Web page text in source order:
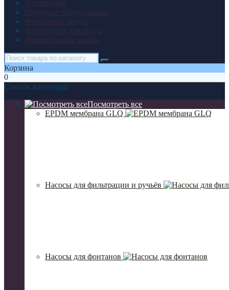
Аквариумы
Прудовое оборудование
Фонтаны и пруды
Аксессуары для пруда
Декоративные камни
Корзина
0
Список категорий
Посмотреть все
EPDM мембрана GLQ
Насосы для фильтрации и ручьёв
Насосы для фонтанов